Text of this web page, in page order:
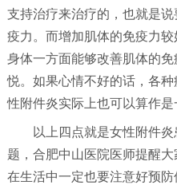
支持治疗来治疗的，也就是
疫力。而增加肌体的免疫力
身体一方面能够改善肌体的
悦。如果心情不好的话，各
性附件炎实际上也可以算作是
以上四点就是女性附件炎
题，合肥中山医院医师提醒
在生活中一定也要注意好预